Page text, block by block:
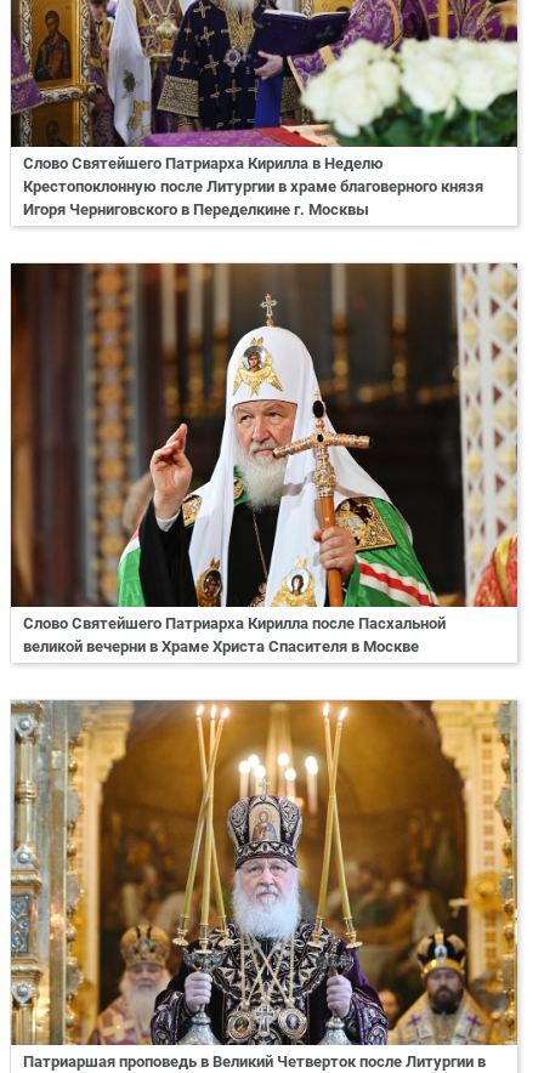
Слово Святейшего Патриарха Кирилла в Неделю
Крестопоклонную после Литургии в храме благоверного князя
Игоря Черниговского в Переделкине г. Москвы
Слово Святейшего Патриарха Кирилла после Пасхальной
великой вечерни в Храме Христа Спасителя в Москве
Патриаршая проповедь в Великий Четверток после Литургии в